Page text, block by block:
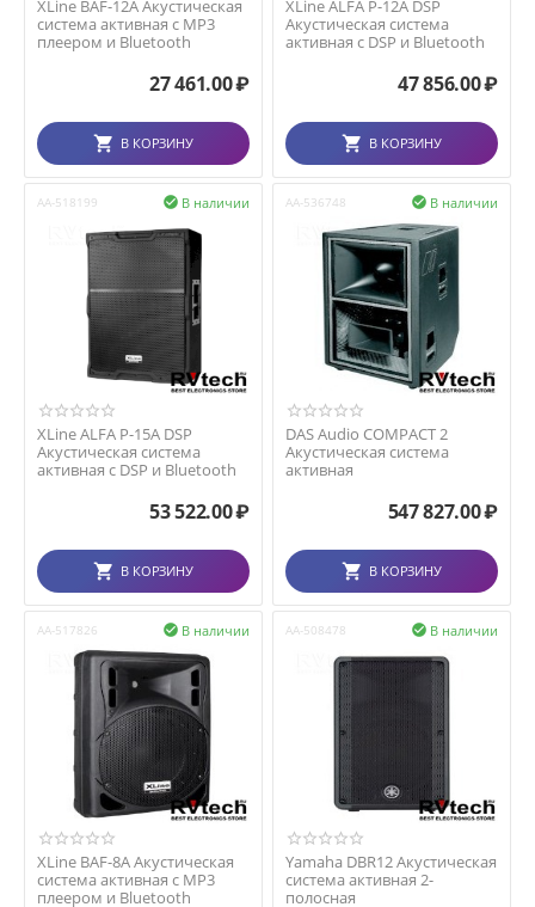
XLine BAF-12A Акустическая
система активная с MP3
плеером и Bluetooth
27 461.00₽
В КОРЗИНУ
XLine ALFA P-12A DSP
Акустическая система
активная с DSP и Bluetooth
47 856.00₽
В КОРЗИНУ
AA-518199 В наличии

XLine ALFA P-15A DSP
Акустическая система
активная с DSP и Bluetooth
53 522.00₽
В КОРЗИНУ
AA-536748 В наличии

DAS Audio COMPACT 2
Акустическая система
активная
547 827.00₽
В КОРЗИНУ
AA-517826 В наличии

XLine BAF-8A Акустическая
система активная с MP3
плеером и Bluetooth
AA-508478 В наличии

Yamaha DBR12 Акустическая
система активная 2-
полосная